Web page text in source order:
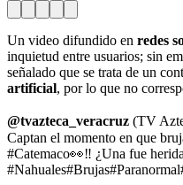
Un video difundido en redes
inquietud entre usuarios; sin
señalado que se trata de un
artificial, por lo que no
@tvazteca_veracruz (TV
Captan el momento en que
#Catemaco👀‼️ ¿Una fue